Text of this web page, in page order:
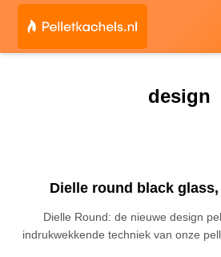
design
Dielle round black
Dielle Round: de nieuwe design
indrukwekkende techniek van onze